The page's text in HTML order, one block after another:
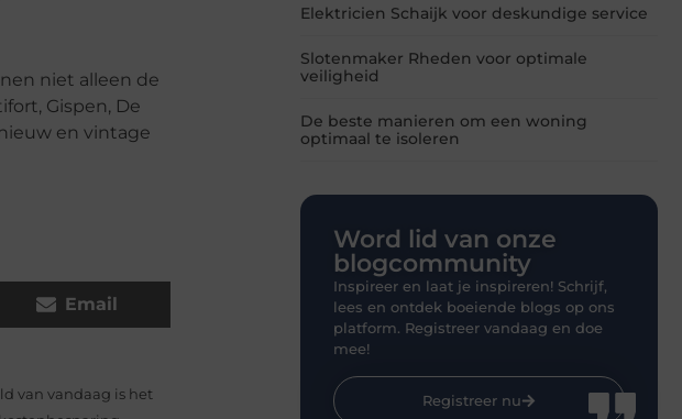
niet alleen de
Gispen, De
en vintage
Email
van vandaag is het
Elektricien Schaijk voor deskundige service
Slotenmaker Rheden voor optimale
veiligheid
De beste manieren om een woning
optimaal te isoleren
Word lid van onze
blogcommunity
Inspireer en laat je inspireren! Schrijf,
lees en ontdek boeiende blogs op ons
platform. Registreer vandaag en doe
mee!
Registreer nu